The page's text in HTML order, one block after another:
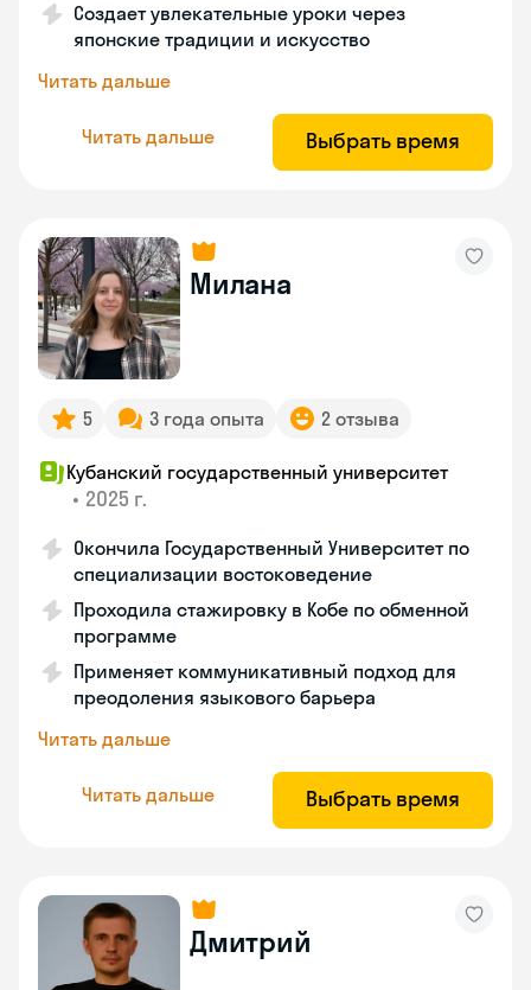
Создает увлекательные уроки через
японские традиции и искусство
Читать дальше
Читать дальше Выбрать время
Милана
5 3 года опыта 2 отзыва
Кубанский государственный университет
• 2025 г.
Окончила Государственный Университет по
специализации востоковедение
Проходила стажировку в Кобе по обменной
программе
Применяет коммуникативный подход для
преодоления языкового барьера
Читать дальше
Читать дальше Выбрать время
Дмитрий